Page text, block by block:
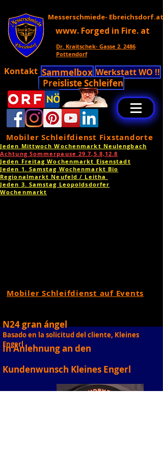
Messerschmiede- Ebreichsdorf.at
www. Forged in Fire. at
Dr. Kraitschek- Gasse 2. 2486
Pottendorf
Kontakt Sammelbox Werkstatt WO !!
Preisliste Schleifen
Mobiler Schleifdienst Fixstandorte
Jeden Mittwoch Wochenmarkt Neulengbach
Achtung Sommerpause 29.7,5.8,12.8
Jeden Freitag Wochenmarkt Eisenstadt
Jeden 1. Samstag Wochenmarkt Bio
Regionalmarkt Neufeld / Leitha
Jeden 3. Samstag Leopoldsdorfer
Wochenmarkt
Mobiler Schleifdienst auf Events
N24 gran ángel
Basado en la solicitud del cliente, Kleines
Engerl
In Anlehnung an den
Kundenwunsch Kleines Engerl